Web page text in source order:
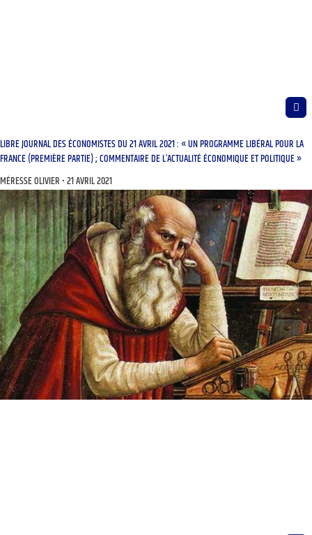
LIBRE JOURNAL DES ÉCONOMISTES DU 21 AVRIL 2021 : « UN PROGRAMME LIBÉRAL POUR LA
FRANCE (PREMIÈRE PARTIE) ; COMMENTAIRE DE L’ACTUALITÉ ÉCONOMIQUE ET POLITIQUE »
MÉRESSE OLIVIER 21 AVRIL 2021